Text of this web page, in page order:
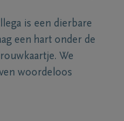
is een dierbare
een hart onder de
We
woordeloos